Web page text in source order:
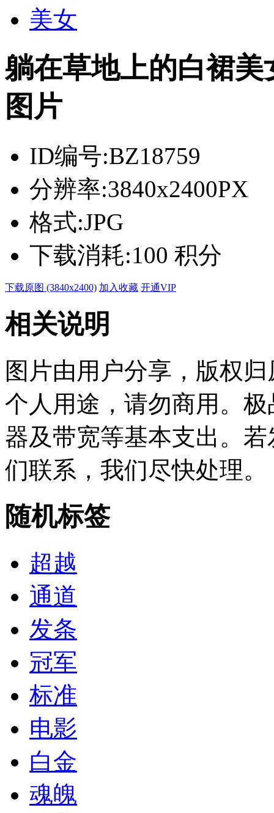
美女
躺在草地上的白裙
图片
ID编号:BZ18759
分辨率:3840x2400PX
格式:JPG
下载消耗:100 积分
下载原图 (3840x2400) 加入收藏 开通VIP
相关说明
图片由用户分享，版权
个人用途，请勿商用。
器及带宽等基本支出。
们联系，我们尽快处理。
随机标签
超越
通道
发条
冠军
标准
电影
白金
魂魄